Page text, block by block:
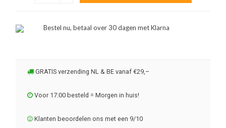
Bestel nu, betaal over 30 dagen met Klarna
GRATIS verzending NL & BE vanaf €29,–
Voor 17:00 besteld = Morgen in huis!
Klanten beoordelen ons met een 9/10